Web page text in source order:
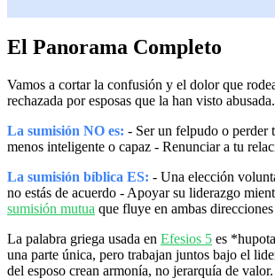
El Panorama Completo
Vamos a cortar la confusión y el dolor que
rechazada por esposas que la han visto
La sumisión NO es: - Ser un felpudo o perder
menos inteligente o capaz - Renunciar a tu
La sumisión bíblica ES: - Una elección
no estás de acuerdo - Apoyar su liderazgo
sumisión mutua que fluye en ambas direcciones
La palabra griega usada en Efesios 5 es
una parte única, pero trabajan juntos bajo el
del esposo crean armonía, no jerarquía de valor.